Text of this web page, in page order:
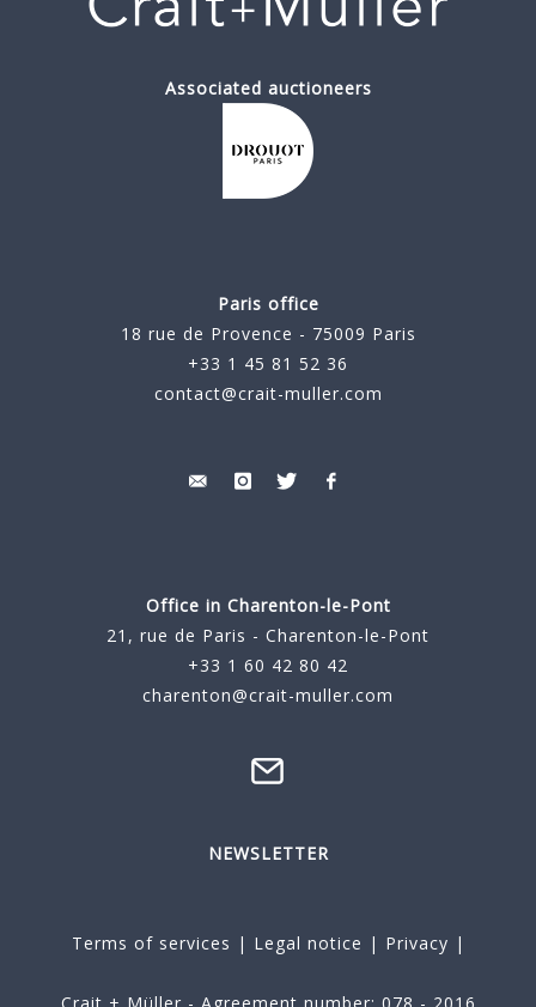
Associated auctioneers
Paris office
18 rue de Provence - 75009 Paris
+33 1 45 81 52 36
contact@crait-muller.com
Office in Charenton-le-Pont
21, rue de Paris - Charenton-le-Pont
+33 1 60 42 80 42
charenton@crait-muller.com
NEWSLETTER
Terms of services | Legal notice | Privacy |